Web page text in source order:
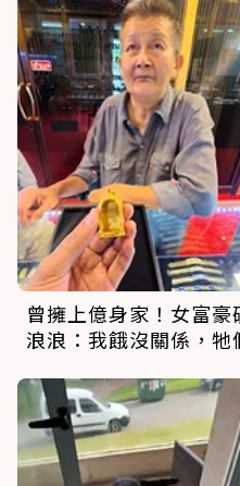
曾擁上億身家！女富
浪浪：我餓沒關係，牠